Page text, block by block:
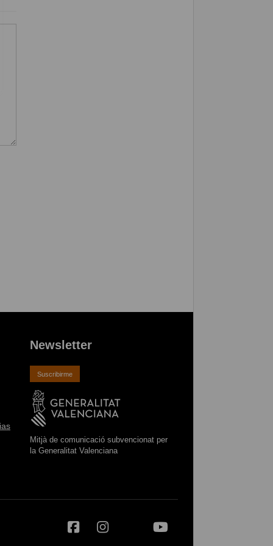
Newsletter
Suscribirme
Mitjà de comunicació subvencionat per
la Generalitat Valenciana